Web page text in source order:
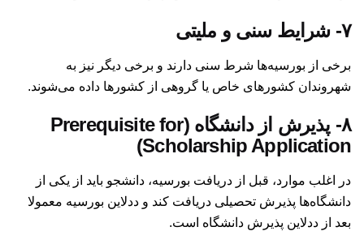
۷- شرایط سنی و ملیتی
برخی از بورسیه‌ها شرط سنی دارند و برخی دیگر نیز به
شهروندان کشورهای خاص یا گروهی از کشورها داده می‌شوند.
۸- پذیرش از دانشگاه (Prerequisite for
Scholarship Application)
در اغلب موارد، قبل از دریافت بورسیه، دانشجو باید از یکی از
دانشگاه‌‌‌ها پذیرش تحصیلی دریافت کند و ددلاین بورسیه معمولا
بعد از ددلاین پذیرش دانشگاه است.